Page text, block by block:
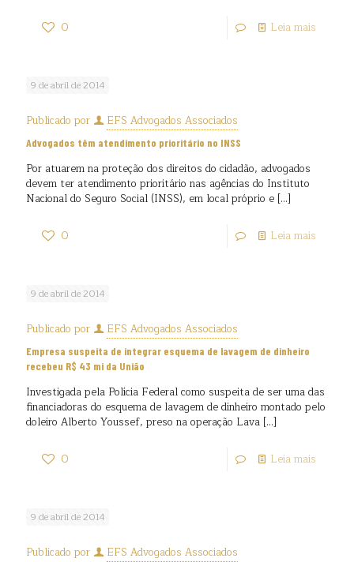
0 Leia mais
9 de abril de 2014
Publicado por EFS Advogados Associados
Advogados têm atendimento prioritário no INSS
Por atuarem na proteção dos direitos do cidadão, advogados
devem ter atendimento prioritário nas agências do Instituto
Nacional do Seguro Social (INSS), em local próprio e […]
0 Leia mais
9 de abril de 2014
Publicado por EFS Advogados Associados
Empresa suspeita de integrar esquema de lavagem de dinheiro
recebeu R$ 43 mi da União
Investigada pela Polícia Federal como suspeita de ser uma das
financiadoras do esquema de lavagem de dinheiro montado pelo
doleiro Alberto Youssef, preso na operação Lava […]
0 Leia mais
9 de abril de 2014
Publicado por EFS Advogados Associados